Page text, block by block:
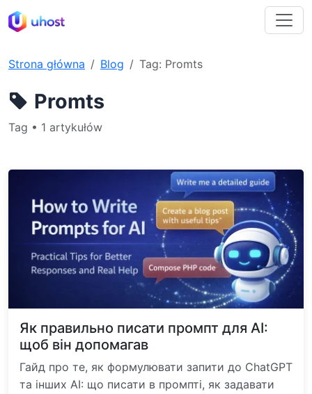
Strona główna Blog Tag: Promts
Promts
Tag • 1 artykułów
Як правильно писати промпт для AI:
щоб він допомагав
Гайд про те, як формулювати запити до ChatGPT
та інших AI: що писати в промпті, як задавати